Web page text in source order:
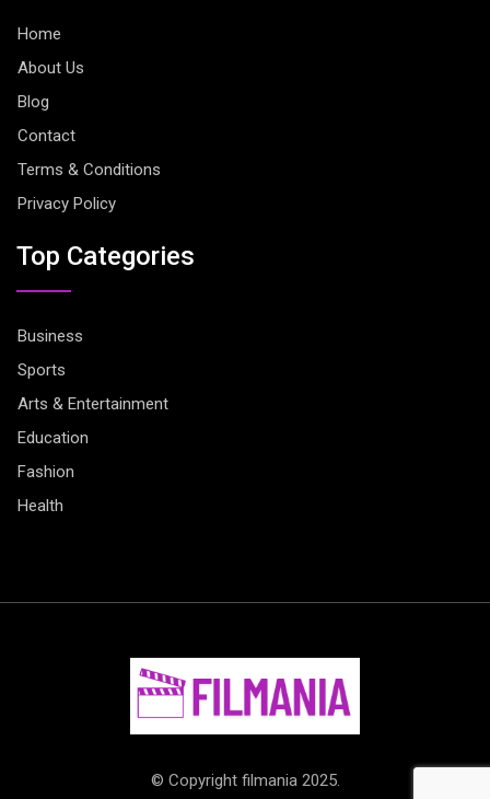
Home
About Us
Blog
Contact
Terms & Conditions
Privacy Policy
Top Categories
Business
Sports
Arts & Entertainment
Education
Fashion
Health
© Copyright filmania 2025.